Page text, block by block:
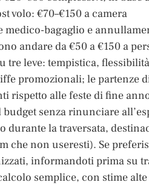
volo: €70–€150 a camera
medico-bagaglio e
andare da €50 a €150 a
tre leve: tempistica,
promozionali; le partenze
rispetto alle feste di fine
senza rinunciare
durante la traversata,
che non useresti). Se
informandoti prima su
semplice, con stime